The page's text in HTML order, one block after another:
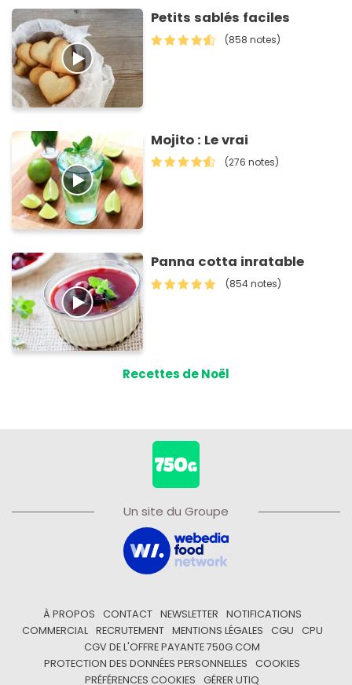
Petits sablés faciles
(858 notes)
Mojito : Le vrai
(276 notes)
Panna cotta inratable
(854 notes)
Recettes de Noël
Un site du Groupe
À PROPOS CONTACT NEWSLETTER
NOTIFICATIONS
COMMERCIAL
RECRUTEMENT MENTIONS LÉGALES CGU
CPU
CGV DE L'OFFRE PAYANTE 750G.COM
PROTECTION DES DONNÉES PERSONNELLES
COOKIES
PRÉFÉRENCES COOKIES
GÉRER UTIQ